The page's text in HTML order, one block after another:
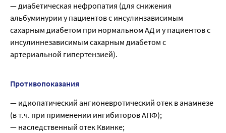
— диабетическая нефропатия (для снижения
альбуминурии у пациентов с инсулинзависимым
сахарным диабетом при нормальном АД и у пациентов с
инсулиннезависимым сахарным диабетом с
артериальной гипертензией).
Противопоказания
— идиопатический ангионевротический отек в анамнезе
(в т.ч. при применении ингибиторов АПФ);
— наследственный отек Квинке;